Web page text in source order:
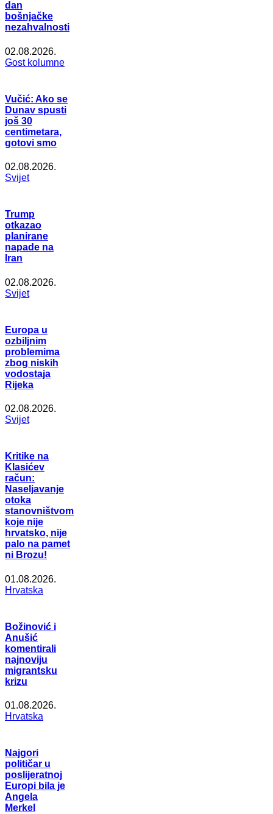
dan
bošnjačke
nezahvalnosti
02.08.2026.
Gost kolumne
Vučić: Ako se
Dunav spusti
još 30
centimetara,
gotovi smo
02.08.2026.
Svijet
Trump
otkazao
planirane
napade na
Iran
02.08.2026.
Svijet
Europa u
ozbiljnim
problemima
zbog niskih
vodostaja
Rijeka
02.08.2026.
Svijet
Kritike na
Klasićev
račun:
Naseljavanje
otoka
stanovništvom
koje nije
hrvatsko, nije
palo na pamet
ni Brozu!
01.08.2026.
Hrvatska
Božinović i
Anušić
komentirali
najnoviju
migrantsku
krizu
01.08.2026.
Hrvatska
Najgori
političar u
poslijeratnoj
Europi bila je
Angela
Merkel